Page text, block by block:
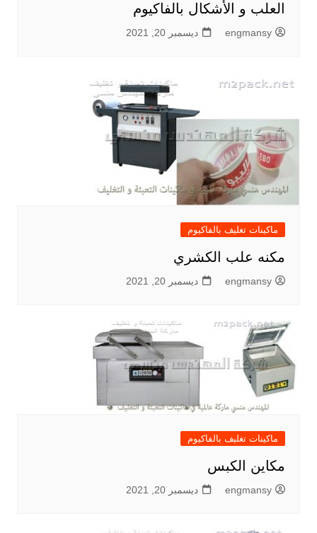
العلب و الأشكال بالفاكيوم
engmansy ديسمبر 20, 2021
ماكينات تغليف بالفاكيوم
مكنه علب الكشري
engmansy ديسمبر 20, 2021
ماكينات تغليف بالفاكيوم
مكاين الكبس
engmansy ديسمبر 20, 2021